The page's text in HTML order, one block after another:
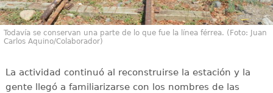
Todavía se conservan una parte de lo que fue la línea férrea. (Foto: Juan
Carlos Aquino/Colaborador)
La actividad continuó al reconstruirse la estación y la
gente llegó a familiarizarse con los nombres de las